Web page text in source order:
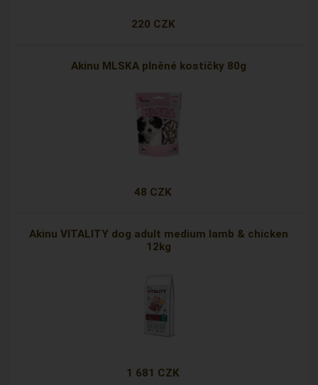
220 CZK
Akinu MLSKA plněné kostičky 80g
48 CZK
Akinu VITALITY dog adult medium lamb & chicken
12kg
1 681 CZK